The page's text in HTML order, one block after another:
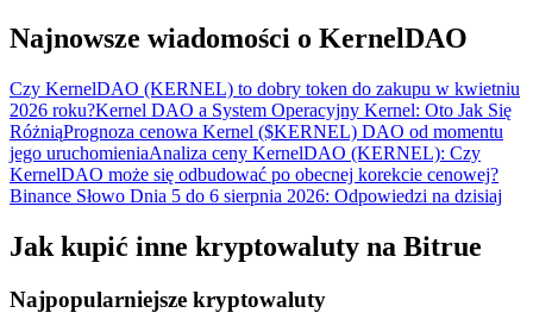
Najnowsze wiadomości o KernelDAO
Czy KernelDAO (KERNEL) to dobry token do zakupu w kwietniu
2026 roku?Kernel DAO a System Operacyjny Kernel: Oto Jak Się
RóżniąPrognoza cenowa Kernel ($KERNEL) DAO od momentu
jego uruchomieniaAnaliza ceny KernelDAO (KERNEL): Czy
KernelDAO może się odbudować po obecnej korekcie cenowej?
Binance Słowo Dnia 5 do 6 sierpnia 2026: Odpowiedzi na dzisiaj
Jak kupić inne kryptowaluty na Bitrue
Najpopularniejsze kryptowaluty